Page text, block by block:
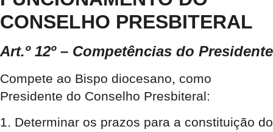
CONSELHO PRESBITERAL
Art.º 12º – Competências do Presidente
Compete ao Bispo diocesano, como
Presidente do Conselho Presbiteral:
1. Determinar os prazos para a constituição do